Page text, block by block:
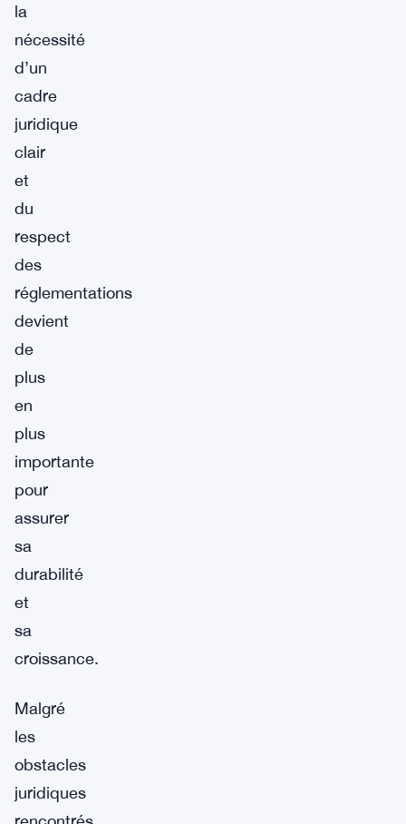
la
nécessité
d’un
cadre
juridique
clair
et
du
respect
des
réglementations
devient
de
plus
en
plus
importante
pour
assurer
sa
durabilité
et
sa
croissance.
Malgré
les
obstacles
juridiques